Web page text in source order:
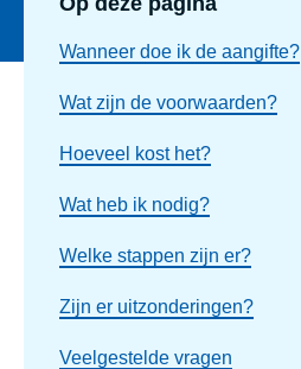
Wanneer doe ik de aangifte?
Wat zijn de voorwaarden?
Hoeveel kost het?
Wat heb ik nodig?
Welke stappen zijn er?
Zijn er uitzonderingen?
Veelgestelde vragen